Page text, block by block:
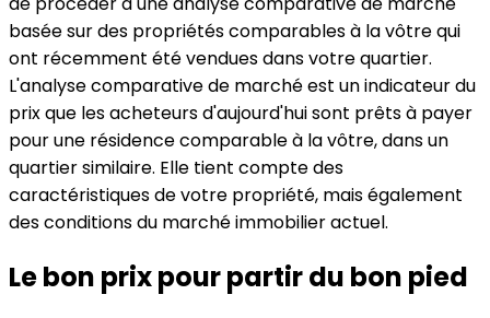
basée sur des propriétés comparables à la vôtre qui
ont récemment été vendues dans votre quartier.
L'analyse comparative de marché est un indicateur du
prix que les acheteurs d'aujourd'hui sont prêts à payer
pour une résidence comparable à la vôtre, dans un
quartier similaire. Elle tient compte des
caractéristiques de votre propriété, mais également
des conditions du marché immobilier actuel.
Le bon prix pour partir du bon pied